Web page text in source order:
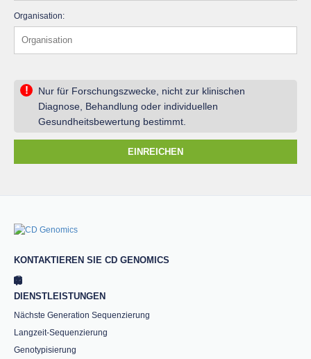
Organisation:
!
Nur für Forschungszwecke, nicht zur klinischen
Diagnose, Behandlung oder individuellen
Gesundheitsbewertung bestimmt.
EINREICHEN
KONTAKTIEREN SIE CD GENOMICS
DIENSTLEISTUNGEN
Nächste Generation Sequenzierung
Langzeit-Sequenzierung
Genotypisierung